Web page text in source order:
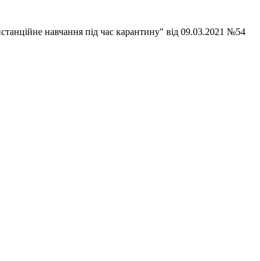
навчання під час карантину" від 09.03.2021 №54